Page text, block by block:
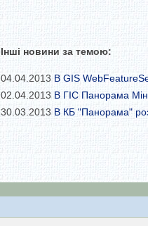
Інші новини за темою:
04.04.2013 В GIS
02.04.2013 В ГІС Панорама
30.03.2013 В КБ "Панорама"